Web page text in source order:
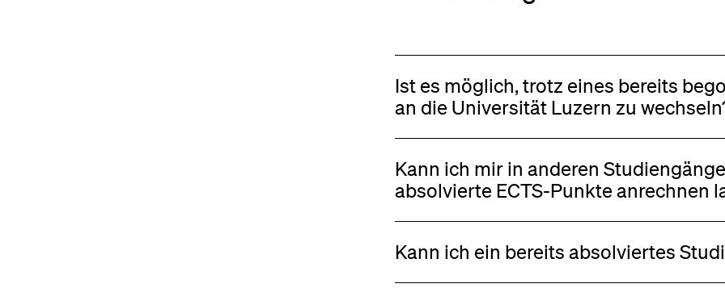
Ist es möglich, trotz eines bereits
an die Universität Luzern zu
Kann ich mir in anderen
absolvierte ECTS-Punkte anrechnen
Kann ich ein bereits absolviertes